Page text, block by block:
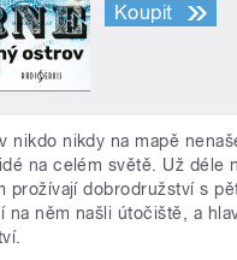
Koupit
nikdo nikdy na mapě
na celém světě. Už déle
prožívají dobrodružství s
na něm našli útočiště, a